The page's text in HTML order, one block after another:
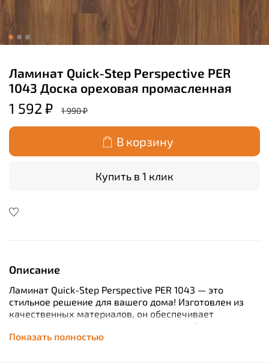
Ламинат Quick-Step Perspective PER
1043 Доска ореховая промасленная
1 592 ₽ 1 990 ₽
В корзину
Купить в 1 клик
Описание
Ламинат Quick-Step Perspective PER 1043 — это
стильное решение для вашего дома! Изготовлен из
качественных материалов, он обеспечивает
долговечность и надежность покрытия. Благодаря
толщине всего 9 мм этот ламинат легко монтировать
Показать полностью